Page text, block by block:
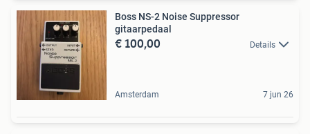
Boss NS-2 Noise Suppressor
gitaarpedaal
€ 100,00 Details
Amsterdam 7 jun 26